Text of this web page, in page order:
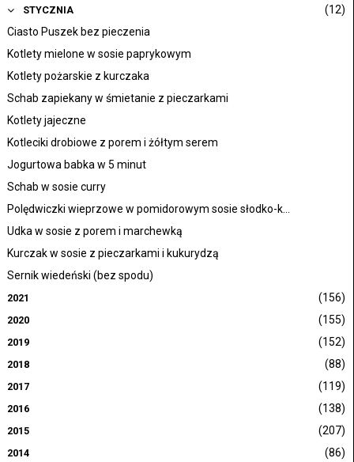
STYCZNIA
(12)
Ciasto Puszek bez pieczenia
Kotlety mielone w sosie paprykowym
Kotlety pożarskie z kurczaka
Schab zapiekany w śmietanie z pieczarkami
Kotlety jajeczne
Kotleciki drobiowe z porem i żółtym serem
Jogurtowa babka w 5 minut
Schab w sosie curry
Polędwiczki wieprzowe w pomidorowym sosie słodko-k...
Udka w sosie z porem i marchewką
Kurczak w sosie z pieczarkami i kukurydzą
Sernik wiedeński (bez spodu)
2021 (156)
2020 (155)
2019 (152)
2018 (88)
2017 (119)
2016 (138)
2015 (207)
2014 (86)